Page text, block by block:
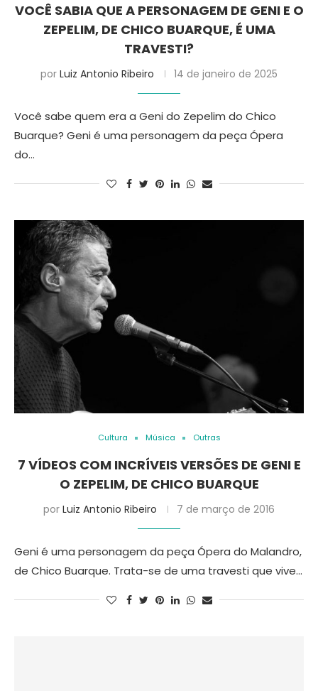
VOCÊ SABIA QUE A PERSONAGEM DE GENI E O
ZEPELIM, DE CHICO BUARQUE, É UMA
TRAVESTI?
por Luiz Antonio Ribeiro 14 de janeiro de 2025
Você sabe quem era a Geni do Zepelim do Chico
Buarque? Geni é uma personagem da peça Ópera
do…
Cultura Música Outras
7 VÍDEOS COM INCRÍVEIS VERSÕES DE GENI E
O ZEPELIM, DE CHICO BUARQUE
por Luiz Antonio Ribeiro 7 de março de 2016
Geni é uma personagem da peça Ópera do Malandro,
de Chico Buarque. Trata-se de uma travesti que vive…